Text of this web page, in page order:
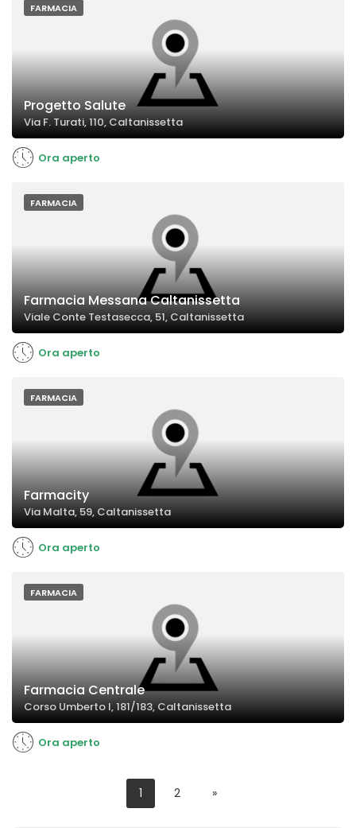
FARMACIA
Progetto Salute
Via F. Turati, 110, Caltanissetta
Ora aperto
FARMACIA
Farmacia Messana Caltanissetta
Viale Conte Testasecca, 51, Caltanissetta
Ora aperto
FARMACIA
Farmacity
Via Malta, 59, Caltanissetta
Ora aperto
FARMACIA
Farmacia Centrale
Corso Umberto I, 181/183, Caltanissetta
Ora aperto
1 2 »